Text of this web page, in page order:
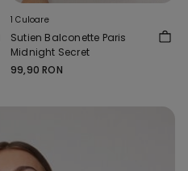
1 Culoare
Sutien Balconette Paris
Midnight Secret
99,90 RON